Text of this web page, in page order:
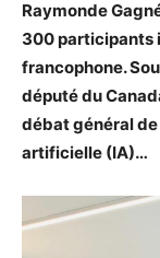
Raymonde
300 participants
francophone.
député du
débat général
artificielle (IA)…